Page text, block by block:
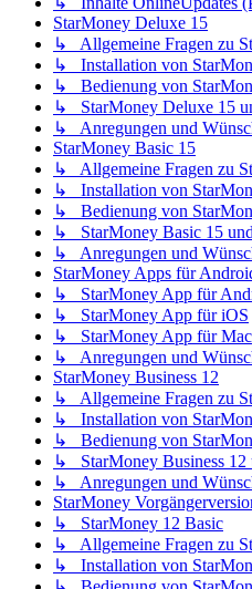
StarMoney Deluxe 15
↳ Allgemeine Fragen zu
↳ Installation von
↳ Bedienung von
↳ StarMoney Deluxe 15
↳ Anregungen und
StarMoney Basic 15
↳ Allgemeine Fragen zu
↳ Installation von
↳ Bedienung von
↳ StarMoney Basic 15
↳ Anregungen und
StarMoney Apps für
↳ StarMoney App für
↳ StarMoney App für iOS
↳ StarMoney App für Mac
↳ Anregungen und
StarMoney Business 12
↳ Allgemeine Fragen zu
↳ Installation von
↳ Bedienung von
↳ StarMoney Business 12
↳ Anregungen und
StarMoney
↳ StarMoney 12 Basic
↳ Allgemeine Fragen zu
↳ Installation von